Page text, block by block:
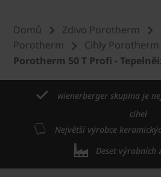
Domů Zdivo Porotherm
Porotherm
Cihly Porotherm
Porotherm 50 T Profi -
wienerberger skupina je
cihel
Největší výrobce
Deset výrobních